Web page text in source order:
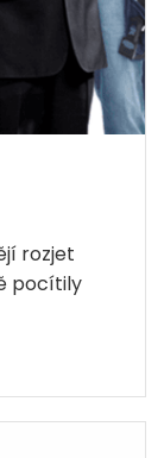
rozjet
pocítily